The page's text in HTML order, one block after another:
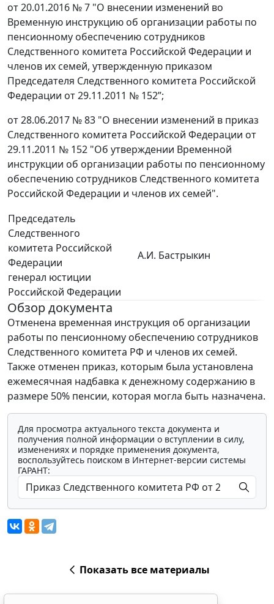
от 20.01.2016 № 7 "О внесении изменений во
Временную инструкцию об организации работы по
пенсионному обеспечению сотрудников
Следственного комитета Российской Федерации и
членов их семей, утвержденную приказом
Председателя Следственного комитета Российской
Федерации от 29.11.2011 № 152”;
от 28.06.2017 № 83 "О внесении изменений в приказ
Следственного комитета Российской Федерации от
29.11.2011 № 152 "Об утверждении Временной
инструкции об организации работы по пенсионному
обеспечению сотрудников Следственного комитета
Российской Федерации и членов их семей".
Председатель
Следственного
комитета Российской
Федерации
генерал юстиции
Российской Федерации
А.И. Бастрыкин
Обзор документа
Отменена временная инструкция об организации
работы по пенсионному обеспечению сотрудников
Следственного комитета РФ и членов их семей.
Также отменен приказ, которым была установлена
ежемесячная надбавка к денежному содержанию в
размере 50% пенсии, которая могла быть назначена.
Для просмотра актуального текста документа и
получения полной информации о вступлении в силу,
изменениях и порядке применения документа,
воспользуйтесь поиском в Интернет-версии системы
ГАРАНТ:
Показать все материалы